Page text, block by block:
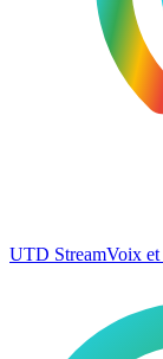
UTD StreamVoix et